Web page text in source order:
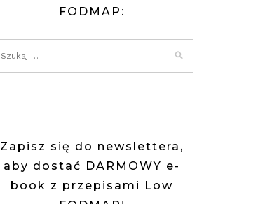
FODMAP:
Zapisz się do newslettera,
aby dostać DARMOWY e-
book z przepisami Low